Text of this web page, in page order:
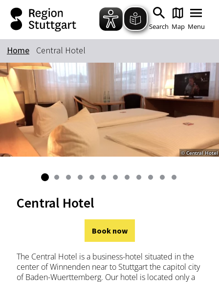
Zum Hauptinhalt springen
Zur Suche springen
Zur Hauptnavigation
Zum Footer springen
Search Map Menu
Keyword
Home Central Hotel
© Central Hotel
Central Hotel
Book now
The Central Hotel is a business-hotel situated in the
center of Winnenden near to Stuttgart the capitol city
of Baden-Wuerttemberg. Our hotel is located only a